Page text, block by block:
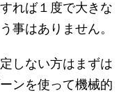
れば１度で大きな
事はありません。
しない方はまずは
ンを使って機械的